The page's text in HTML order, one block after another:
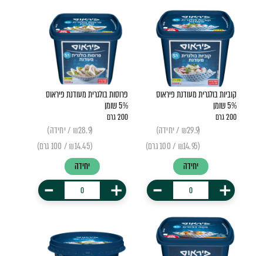
קוביות בולגרית מעודנת פיראוס
5% שומן
200 גרם
(₪29.9 / יחידה)
(₪14.95 / 100 גרם)
יחידה
+
-
פרוסות בולגרית מעודנת פיראוס
5% שומן
200 גרם
(₪28.9 / יחידה)
(₪14.45 / 100 גרם)
יחידה
+
-